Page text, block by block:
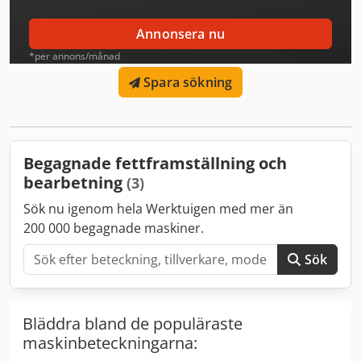
Annonsera nu
*per annons/månad
Spara sökning
Begagnade fettframställning och
bearbetning (3)
Sök nu igenom hela Werktuigen med mer än
200 000 begagnade maskiner.
Sök
Bläddra bland de populäraste
maskinbeteckningarna: